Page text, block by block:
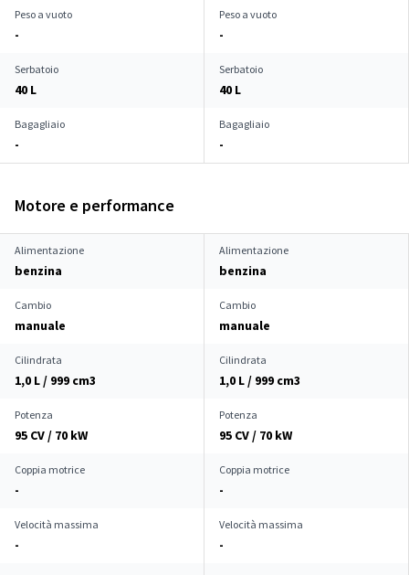
Peso a vuoto
-
Peso a vuoto
-
Serbatoio
40 L
Serbatoio
40 L
Bagagliaio
-
Bagagliaio
-
Motore e performance
Alimentazione
benzina
Alimentazione
benzina
Cambio
manuale
Cambio
manuale
Cilindrata
1,0 L / 999 cm3
Cilindrata
1,0 L / 999 cm3
Potenza
95 CV / 70 kW
Potenza
95 CV / 70 kW
Coppia motrice
-
Coppia motrice
-
Velocità massima
-
Velocità massima
-